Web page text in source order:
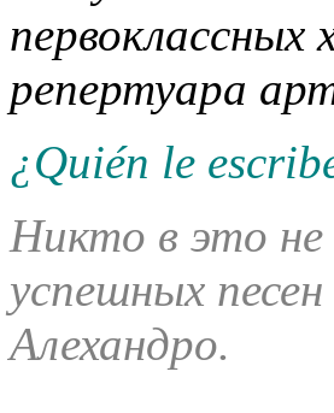
репертуара
¿Quién le
Никто в это
успешных
Алехандро.